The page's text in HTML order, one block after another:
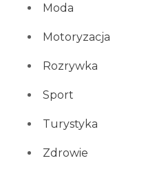
Moda
Motoryzacja
Rozrywka
Sport
Turystyka
Zdrowie